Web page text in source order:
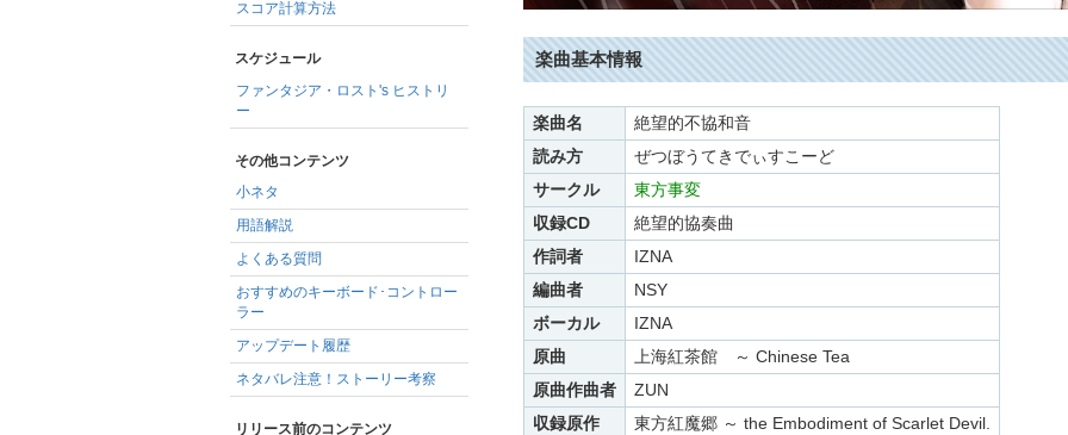
スコア計算方法
スケジュール
ファンタジア・ロスト's ヒストリ
ー
その他コンテンツ
小ネタ
用語解説
よくある質問
おすすめのキーボード･コントロー
ラー
アップデート履歴
ネタバレ注意！ストーリー考察
リリース前のコンテンツ
楽曲基本情報
楽曲名
絶望的不協和音
読み方
ぜつぼうてきでぃすこーど
サークル
東方事変
収録CD
絶望的協奏曲
作詞者
IZNA
編曲者
NSY
ボーカル
IZNA
原曲
上海紅茶館 ～ Chinese Tea
原曲作曲者
ZUN
収録原作
東方紅魔郷 ～ the Embodiment of Scarlet Devil.